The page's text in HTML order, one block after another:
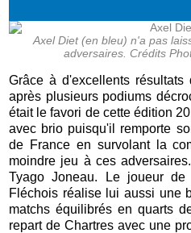
Axel Diet (en bleu) n'a pas
adversaires. Crédits
Grâce à d'excellents
après plusieurs podiums
était le favori de cette édition
avec brio puisqu'il remporte
de France en survolant la
moindre jeu à ces
Tyago Joneau. Le joueur
Fléchois réalise lui aussi une
matchs équilibrés en quarts
repart de Chartres avec une